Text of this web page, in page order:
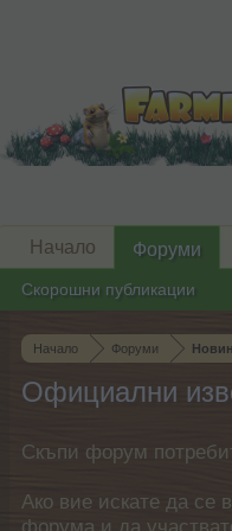
Начало Форуми
Официални
Скъпи форум
Ако вие искате да се
Начало Форуми
Скорошни публикации